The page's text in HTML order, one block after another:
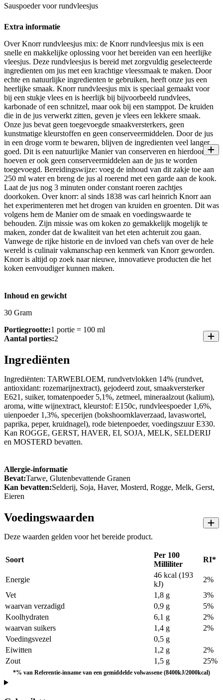
Sauspoeder voor rundvleesjus
Extra informatie
Over Knorr rundvleesjus mix: de Knorr rundvleesjus mix is een
snelle en makkelijke oplossing voor het bereiden van een heerlijke
vleesjus. Deze rundvleesjus is bereid met zorgvuldig geselecteerde
ingredienten om jus met een krachtige vleessmaak te maken. Door
echte en natuurlijke ingredienten te gebruiken, heeft onze jus een
heerlijke smaak. Knorr rundvleesjus mix is speciaal gemaakt voor
bij een stukje vlees en is heerlijk bij bijvoorbeeld rundvlees,
karbonade of een schnitzel, maar ook bij een stamppot. De kruiden
die in de jus verwerkt zitten, geven je vlees een lekkere smaak.
Onze jus bevat geen toegevoegde smaakversterkers, geen
kunstmatige kleurstoffen en geen conserveermiddelen. Door de jus
in een droge vorm te bewaren, blijven de ingredienten veel langer
goed. Dit is een natuurlijke Manier van conserveren en hierdoor
hoeven er ook geen conserveermiddelen aan de jus te worden
toegevoegd. Bereidingswijze: voeg de inhoud van dit zakje toe aan
250 ml water en breng de jus al roerend met een garde aan de kook.
Laat de jus nog 3 minuten onder constant roeren zachtjes
doorkoken. Over knorr: al sinds 1838 was carl heinrich Knorr aan
het experimenteren met het drogen van kruiden en groenten. Dit was
volgens hem de Manier om de smaak en voedingswaarde te
behouden. Zijn missie was om koken zo gemakkelijk mogelijk te
maken, zonder dat de kwaliteit van het eten achteruit zou gaan.
Vanwege de rijke historie en de invloed van chefs van over de hele
wereld is culinair vakmanschap een kenmerk van Knorr geworden.
Knorr is altijd op zoek naar nieuwe, innovatieve producten die het
koken eenvoudiger kunnen maken.
Inhoud en gewicht
30 Gram
Portiegrootte:1 portie = 100 ml
Aantal porties:2
Ingrediënten
Ingrediënten: TARWEBLOEM, rundvetvlokken 14% (rundvet,
antioxidant: rozemarijnextract), gejodeerd zout, smaakversterker
E621, suiker, tomatenpoeder 5,1%, zetmeel, mineraalzout (kalium),
aroma, witte wijnextract, kleurstof: E150c, rundvleespoeder 1,6%,
uienpoeder 1,3%, specerijen (bokshoornklaverzaad, lavaswortel,
paprika, peper, kruidnagel), rode bietenpoeder, voedingszuur E330.
Kan ROGGE, GERST, HAVER, EI, SOJA, MELK, SELDERIJ
en MOSTERD bevatten.
Allergie-informatie
Bevat:Tarwe, Glutenbevattende Granen
Kan bevatten:Selderij, Soja, Haver, Mosterd, Rogge, Melk, Gerst,
Eieren
Voedingswaarden
Deze waarden gelden voor het bereide product.
Soort
Per 100
Milliliter
RI*
Energie
46 kcal (193
kJ)
2%
Vet
1,8 g
3%
waarvan verzadigd
0,9 g
5%
Koolhydraten
6,1 g
2%
waarvan suikers
1,4 g
2%
Voedingsvezel
0,5 g
Eiwitten
1,2 g
2%
Zout
1,5 g 25%
*% van Referentie-inname van een gemiddelde volwassene (8400kJ/2000kcal)